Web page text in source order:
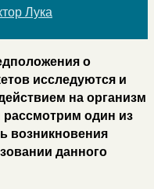
Лука
о
исследуются и
на организм
один из
возникновения
данного